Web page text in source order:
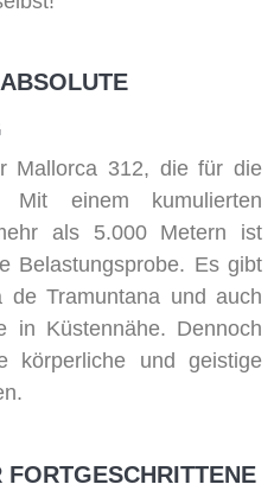
Mallorca 312, die für die
Mit einem kumulierten
als 5.000 Metern ist
Belastungsprobe. Es gibt
de Tramuntana und auch
in Küstennähe. Dennoch
körperliche und geistige